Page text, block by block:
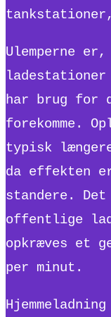
Ulemperne
ladestationer
har brug for
forekomme.
typisk
da effekten
standere.
offentlige
opkræves et
per minut.